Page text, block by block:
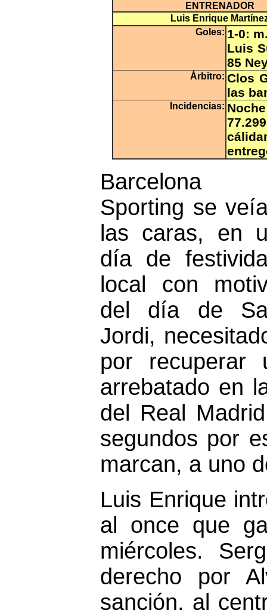
ENTRENADOR
Luis Enrique
Goles: 1-0:
Luis
85
Árbitro: Clos
las
Incidencias:
Barcelona
Sporting se
las caras, en
día de
local con
del día de
Jordi,
por recuperar
arrebatado en
del Real
segundos por
marcan, a uno
Luis Enrique
al once que
miércoles.
derecho por
sanción, al